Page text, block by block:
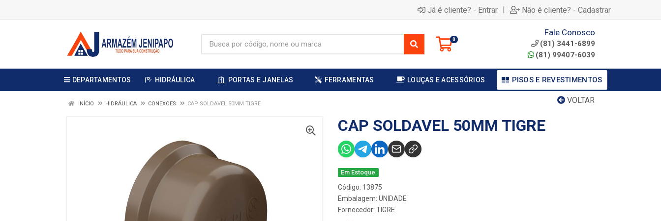
Já é cliente? - Entrar | Não é cliente? - Cadastrar
0
Fale Conosco
(81) 3441-6899
(81) 99407-6039
DEPARTAMENTOS HIDRÁULICA PORTAS E JANELAS FERRAMENTAS LOUÇAS E ACESSÓRIOS PISOS E REVESTIMENTOS
VOLTAR
INÍCIO HIDRÁULICA CONEXOES CAP SOLDAVEL 50MM TIGRE
CAP SOLDAVEL 50MM TIGRE
Em Estoque
Código: 13875
Embalagem: UNIDADE
Fornecedor: TIGRE